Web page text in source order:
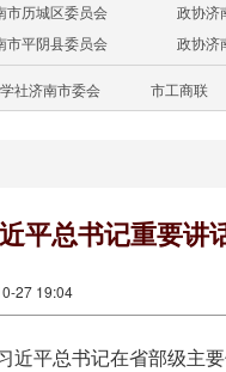
市历城区委员会
政协济
市平阴县委员会 政协济
社济南市委会 市工商联
平总书记重要讲
27 19:04
平总书记在省部级主要